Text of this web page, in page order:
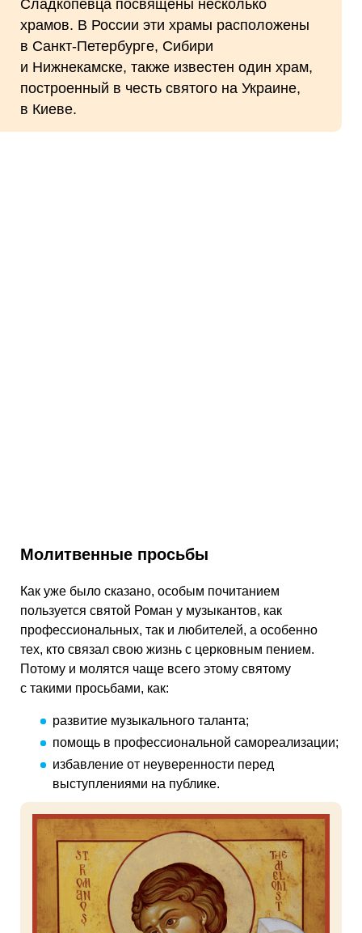
Сладкопевца посвящены несколько
храмов. В России эти храмы расположены
в Санкт-Петербурге, Сибири
и Нижнекамске, также известен один храм,
построенный в честь святого на Украине,
в Киеве.
Молитвенные просьбы
Как уже было сказано, особым почитанием
пользуется святой Роман у музыкантов, как
профессиональных, так и любителей, а особенно
тех, кто связал свою жизнь с церковным пением.
Потому и молятся чаще всего этому святому
с такими просьбами, как:
развитие музыкального таланта;
помощь в профессиональной самореализации;
избавление от неуверенности перед
выступлениями на публике.